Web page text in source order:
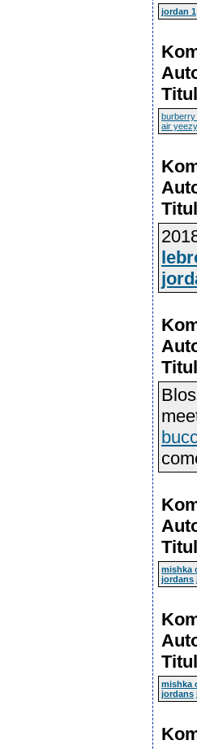
jordan 1
burberry
air yeezy
mishka
jordans
mishka
jordans